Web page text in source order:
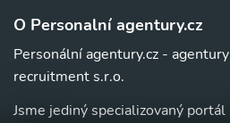
O Personalní agentury.cz
Personální agentury.cz -
recruitment s.r.o.
Jsme jediný specializovaný portál